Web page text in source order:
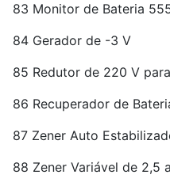
83 Monitor de Bateria
84 Gerador de -3 V
85 Redutor de 220 V
86 Recuperador de
87 Zener Auto
88 Zener Variável de 2,5